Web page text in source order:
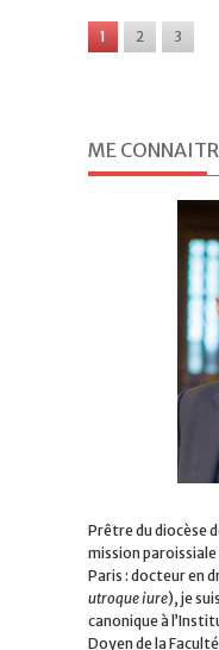
1 2 3
ME
Prêtre du diocèse
mission paroissiale
Paris : docteur en
utroque iure), je
canonique à
Doyen de la